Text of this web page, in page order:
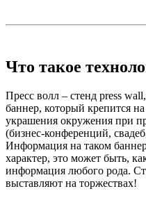
Что такое
Пресс волл – стенд press
баннер, который крепится
украшения окружения при
(бизнес-конференций,
Информация на таком
характер, это может быть,
информация любого рода.
выставляют на торжествах!